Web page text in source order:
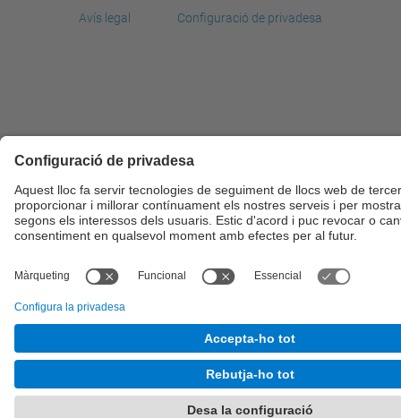
Avís legal
Configuració de privadesa